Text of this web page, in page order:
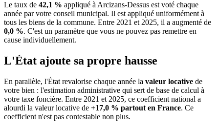
Le taux de 42,1 % appliqué à Arcizans-Dessus est voté chaque
année par votre conseil municipal. Il est appliqué uniformément à
tous les biens de la commune. Entre 2021 et 2025, il a augmenté de
0,0 %. C'est un paramètre que vous ne pouvez pas remettre en
cause individuellement.
L'État ajoute sa propre hausse
En parallèle, l'État revalorise chaque année la valeur locative de
votre bien : l'estimation administrative qui sert de base de calcul à
votre taxe foncière. Entre 2021 et 2025, ce coefficient national a
alourdi la valeur locative de +17,0 % partout en France. Ce
coefficient n'est pas contestable non plus.